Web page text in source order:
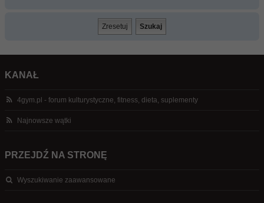
KANAŁ
4gym.pl - forum kulturystyczne, fitness, dieta, suplementy
Najnowsze wątki
PRZEJDŹ NA STRONĘ
Wyszukiwanie zaawansowane